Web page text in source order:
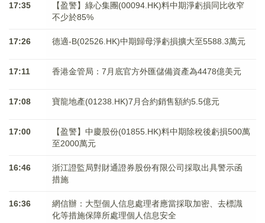
17:35
【盈警】綠心集團(00094.HK)料中期淨虧損同比收窄
不少於85%
17:26 德適-B(02526.HK)中期歸母淨虧損擴大至5588.3萬元
17:11 香港金管局：7月底官方外匯儲備資產為4478億美元
17:08 寶龍地產(01238.HK)7月合約銷售額約5.5億元
17:00
【盈警】中慶股份(01855.HK)料中期除稅後虧損500萬
至2000萬元
16:46
浙江證監局對財通證券股份有限公司採取出具警示函
措施
16:36
網信辦：大型個人信息處理者應當採取加密、去標識
化等措施保障所處理個人信息安全